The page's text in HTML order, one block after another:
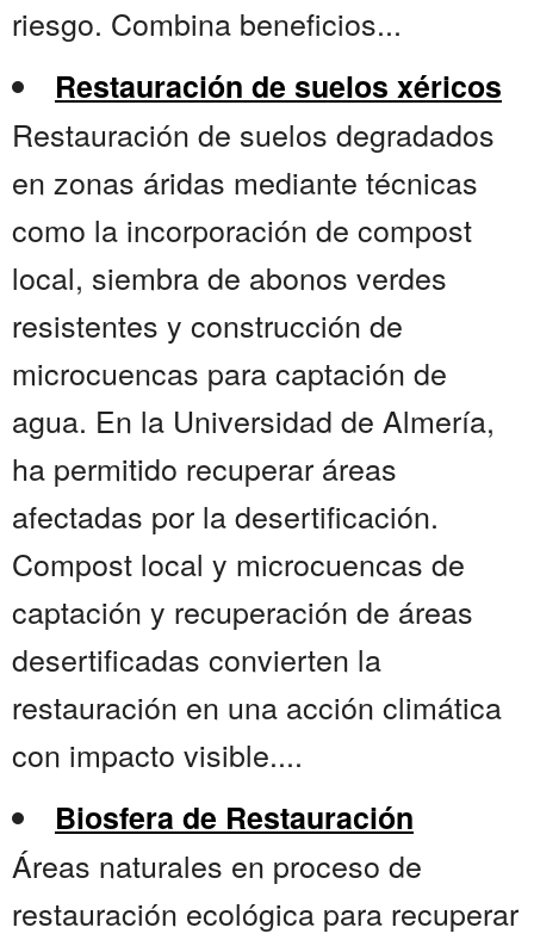
riesgo. Combina beneficios...
Restauración de suelos xéricos
Restauración de suelos degradados
en zonas áridas mediante técnicas
como la incorporación de compost
local, siembra de abonos verdes
resistentes y construcción de
microcuencas para captación de
agua. En la Universidad de Almería,
ha permitido recuperar áreas
afectadas por la desertificación.
Compost local y microcuencas de
captación y recuperación de áreas
desertificadas convierten la
restauración en una acción climática
con impacto visible....
Biosfera de Restauración
Áreas naturales en proceso de
restauración ecológica para recuperar